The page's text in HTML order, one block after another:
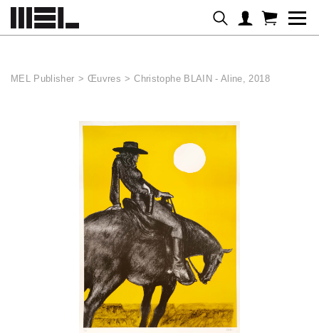
MEL Publisher > Œuvres > Christophe BLAIN - Aline, 2018
Panneau de gestion des cookies